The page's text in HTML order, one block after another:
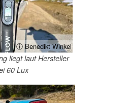
ⓘ Benedikt Winkel
liegt laut Hersteller
60 Lux